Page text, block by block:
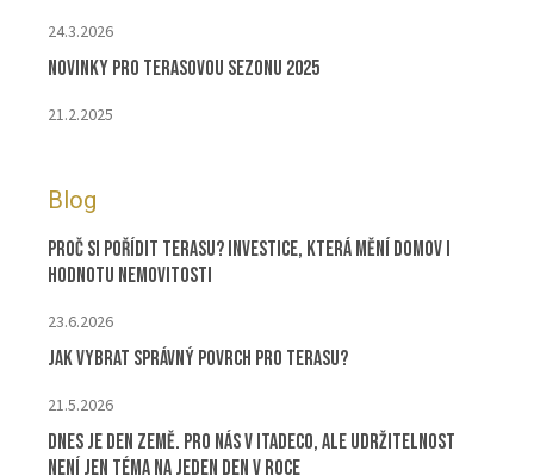
24.3.2026
Novinky pro terasovou sezonu 2025
21.2.2025
Blog
Proč si pořídit terasu? Investice, která mění domov i
hodnotu nemovitosti
23.6.2026
Jak vybrat správný povrch pro terasu?
21.5.2026
Dnes je Den Země. Pro nás v ITADECO, ale udržitelnost
není jen téma na jeden den v roce